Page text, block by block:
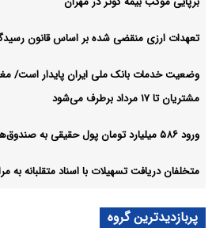
تعهدات ارزی منقضی شده بر اساس قانون
وضعیت خدمات بانک ملی ایران پایدار است/
مشتریان تا ۱۷ مرداد برطرف می‌شود
ورود ۵۸۶ میلیارد تومان پول حقیقی به صندوق‌های طلا
متخلفان دریافت تسهیلات با اسناد متقلبانه
پربازدیدترین گروه